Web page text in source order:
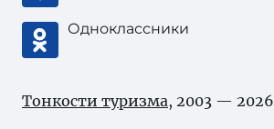
Одноклассники
Тонкости туризма, 2003 — 2026